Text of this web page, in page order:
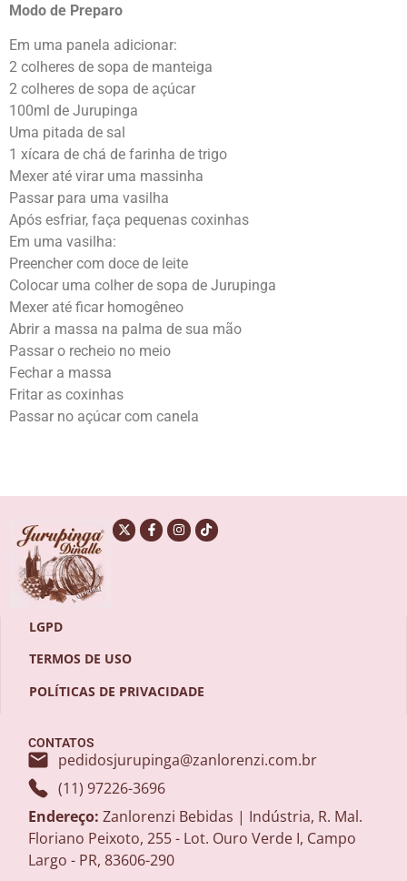
Modo de Preparo
Em uma panela adicionar:
2 colheres de sopa de manteiga
2 colheres de sopa de açúcar
100ml de Jurupinga
Uma pitada de sal
1 xícara de chá de farinha de trigo
Mexer até virar uma massinha
Passar para uma vasilha
Após esfriar, faça pequenas coxinhas
Em uma vasilha:
Preencher com doce de leite
Colocar uma colher de sopa de Jurupinga
Mexer até ficar homogêneo
Abrir a massa na palma de sua mão
Passar o recheio no meio
Fechar a massa
Fritar as coxinhas
Passar no açúcar com canela
LGPD
TERMOS DE USO
POLÍTICAS DE PRIVACIDADE
CONTATOS
pedidosjurupinga@zanlorenzi.com.br
(11) 97226-3696
Endereço: Zanlorenzi Bebidas | Indústria, R. Mal.
Floriano Peixoto, 255 - Lot. Ouro Verde I, Campo
Largo - PR, 83606-290